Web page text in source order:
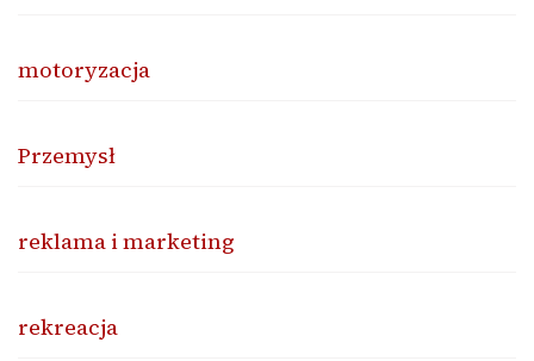
motoryzacja
Przemysł
reklama i marketing
rekreacja